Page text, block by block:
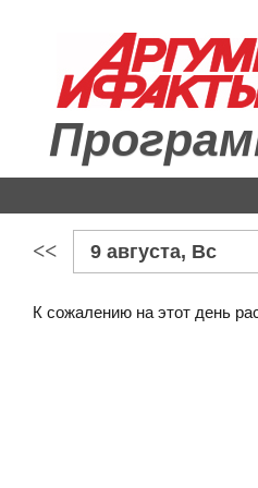
<< 9 августа, Вс
К сожалению на этот день